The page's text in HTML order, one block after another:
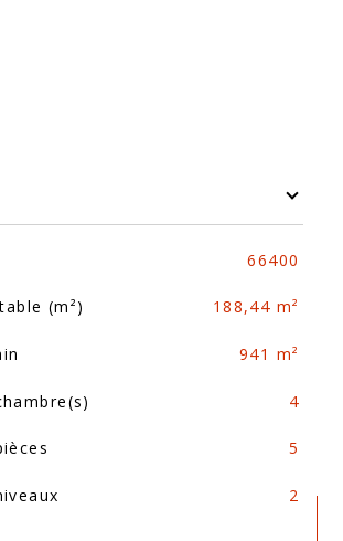
66400
(m²) 188,44 m²
941 m²
4
5
2